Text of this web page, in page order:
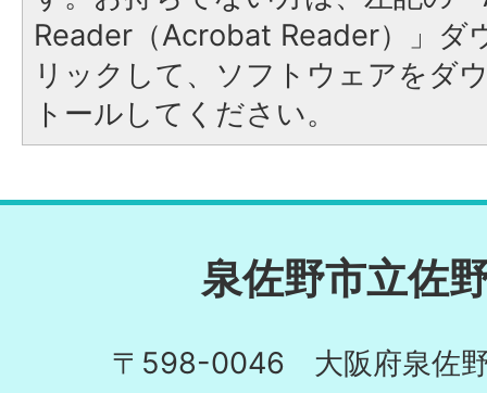
Reader（Acrobat Reader）」ダ
リックして、ソフトウェアをダ
トールしてください。
泉佐野市立佐
〒598-0046 大阪府泉佐